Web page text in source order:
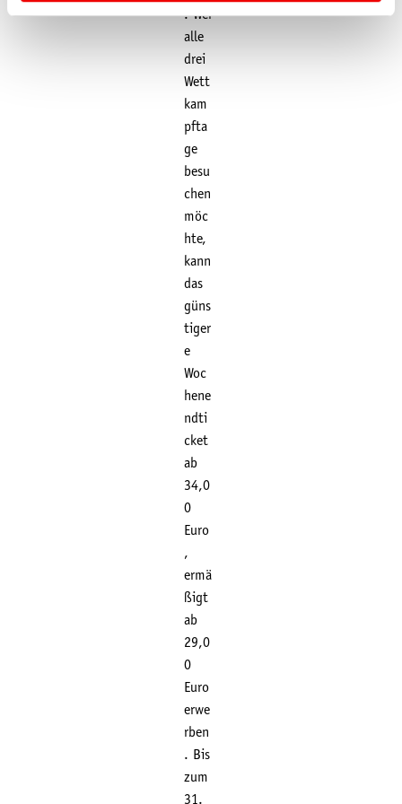
. Wer
alle
drei
Wett
kam
pfta
ge
besu
chen
möc
hte,
kann
das
güns
tiger
e
Woc
hene
ndti
cket
ab
34,0
0
Euro
,
ermä
ßigt
ab
29,0
0
Euro
erwe
rben
. Bis
zum
31.